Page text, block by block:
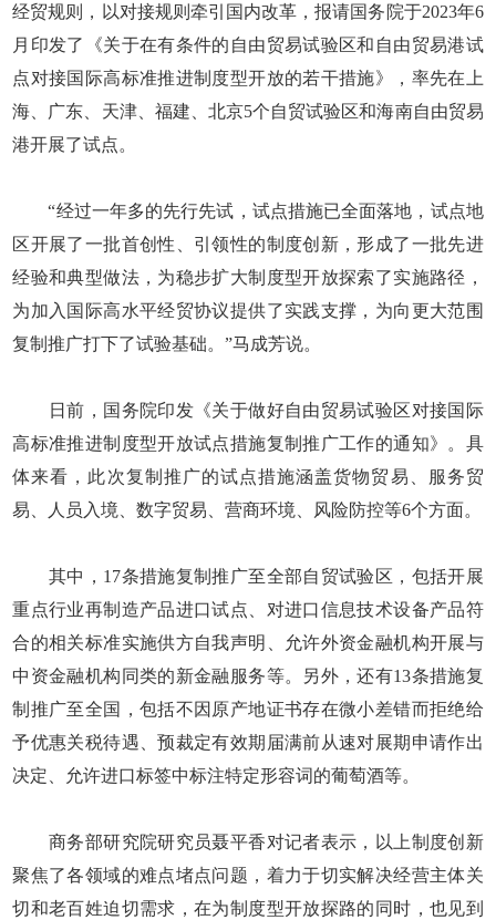
经贸规则，以对接规则牵引国内改革，报请国务院于2023年6
月印发了《关于在有条件的自由贸易试验区和自由贸易港试
点对接国际高标准推进制度型开放的若干措施》，率先在上
海、广东、天津、福建、北京5个自贸试验区和海南自由贸易
港开展了试点。
“经过一年多的先行先试，试点措施已全面落地，试点地
区开展了一批首创性、引领性的制度创新，形成了一批先进
经验和典型做法，为稳步扩大制度型开放探索了实施路径，
为加入国际高水平经贸协议提供了实践支撑，为向更大范围
复制推广打下了试验基础。”马成芳说。
日前，国务院印发《关于做好自由贸易试验区对接国际
高标准推进制度型开放试点措施复制推广工作的通知》。具
体来看，此次复制推广的试点措施涵盖货物贸易、服务贸
易、人员入境、数字贸易、营商环境、风险防控等6个方面。
其中，17条措施复制推广至全部自贸试验区，包括开展
重点行业再制造产品进口试点、对进口信息技术设备产品符
合的相关标准实施供方自我声明、允许外资金融机构开展与
中资金融机构同类的新金融服务等。另外，还有13条措施复
制推广至全国，包括不因原产地证书存在微小差错而拒绝给
予优惠关税待遇、预裁定有效期届满前从速对展期申请作出
决定、允许进口标签中标注特定形容词的葡萄酒等。
商务部研究院研究员聂平香对记者表示，以上制度创新
聚焦了各领域的难点堵点问题，着力于切实解决经营主体关
切和老百姓迫切需求，在为制度型开放探路的同时，也见到